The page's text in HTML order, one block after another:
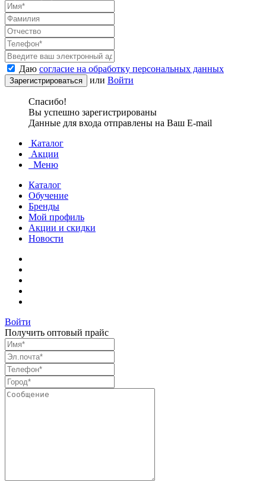
Даю согласие на обработку персональных данных
или Войти
Спасибо!
Вы успешно зарегистрированы
Данные для входа отправлены на Ваш E-mail
Каталог
Акции
Меню
Каталог
Обучение
Бренды
Мой профиль
Акции и скидки
Новости
Войти
Получить оптовый прайс